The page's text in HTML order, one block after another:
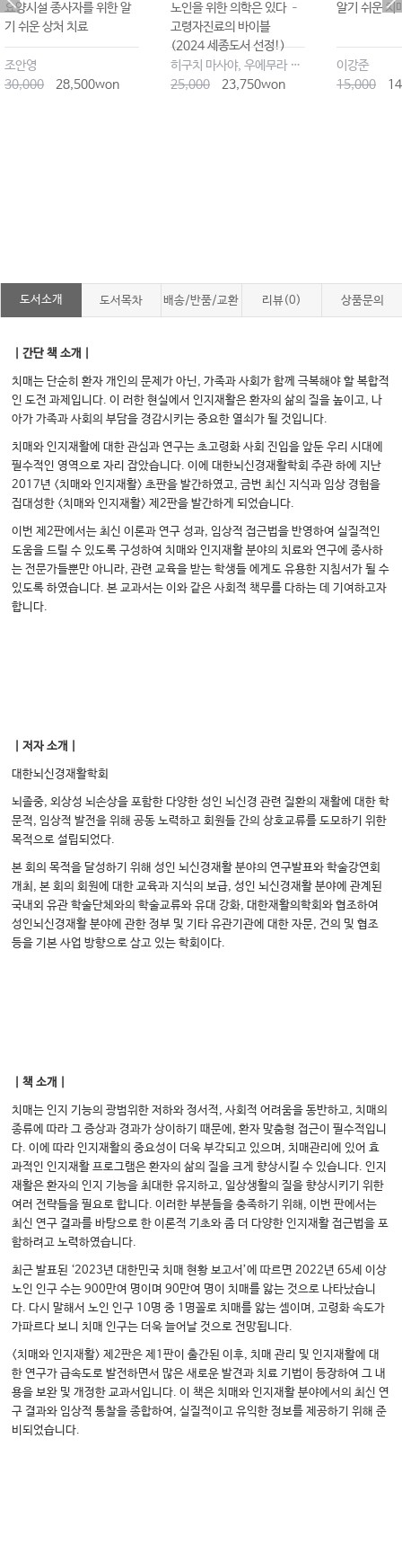
요양시설 종사자를 위한 알
기 쉬운 상처 치료
조안영
30,000
28,500won
노인을 위한 의학은 있다 –
고령자진료의 바이블
(2024 세종도서 선정!)
히구치 마사야, 우에무라 타케시
25,000
23,750won
알기 쉬운 치
이강준
15,000
도서소개 도서목차 배송/반품/교환 리뷰(0) 상품문의
｜간단 책 소개｜
치매는 단순히 환자 개인의 문제가 아닌, 가족과 사회가 함께 극복해야 할 복합적
인 도전 과제입니다. 이 러한 현실에서 인지재활은 환자의 삶의 질을 높이고, 나
아가 가족과 사회의 부담을 경감시키는 중요한 열쇠가 될 것입니다.
치매와 인지재활에 대한 관심과 연구는 초고령화 사회 진입을 앞둔 우리 시대에
필수적인 영역으로 자리 잡았습니다. 이에 대한뇌신경재활학회 주관 하에 지난
2017년 <치매와 인지재활> 초판을 발간하였고, 금번 최신 지식과 임상 경험을
집대성한 <치매와 인지재활> 제2판을 발간하게 되었습니다.
이번 제2판에서는 최신 이론과 연구 성과, 임상적 접근법을 반영하여 실질적인
도움을 드릴 수 있도록 구성하여 치매와 인지재활 분야의 치료와 연구에 종사하
는 전문가들뿐만 아니라, 관련 교육을 받는 학생들 에게도 유용한 지침서가 될 수
있도록 하였습니다. 본 교과서는 이와 같은 사회적 책무를 다하는 데 기여하고자
합니다.
｜저자 소개｜
대한뇌신경재활학회
뇌졸중, 외상성 뇌손상을 포함한 다양한 성인 뇌신경 관련 질환의 재활에 대한 학
문적, 임상적 발전을 위해 공동 노력하고 회원들 간의 상호교류를 도모하기 위한
목적으로 설립되었다.
본 회의 목적을 달성하기 위해 성인 뇌신경재활 분야의 연구발표와 학술강연회
개최, 본 회의 회원에 대한 교육과 지식의 보급, 성인 뇌신경재활 분야에 관계된
국내외 유관 학술단체와의 학술교류와 유대 강화, 대한재활의학회와 협조하여
성인뇌신경재활 분야에 관한 정부 및 기타 유관기관에 대한 자문, 건의 및 협조
등을 기본 사업 방향으로 삼고 있는 학회이다.
｜책 소개｜
치매는 인지 기능의 광범위한 저하와 정서적, 사회적 어려움을 동반하고, 치매의
종류에 따라 그 증상과 경과가 상이하기 때문에, 환자 맞춤형 접근이 필수적입니
다. 이에 따라 인지재활의 중요성이 더욱 부각되고 있으며, 치매관리에 있어 효
과적인 인지재활 프로그램은 환자의 삶의 질을 크게 향상시킬 수 있습니다. 인지
재활은 환자의 인지 기능을 최대한 유지하고, 일상생활의 질을 향상시키기 위한
여러 전략들을 필요로 합니다. 이러한 부분들을 충족하기 위해, 이번 판에서는
최신 연구 결과를 바탕으로 한 이론적 기초와 좀 더 다양한 인지재활 접근법을 포
함하려고 노력하였습니다.
최근 발표된 ‘2023년 대한민국 치매 현황 보고서’에 따르면 2022년 65세 이상
노인 인구 수는 900만여 명이며 90만여 명이 치매를 앓는 것으로 나타났습니
다. 다시 말해서 노인 인구 10명 중 1명꼴로 치매를 앓는 셈이며, 고령화 속도가
가파르다 보니 치매 인구는 더욱 늘어날 것으로 전망됩니다.
<치매와 인지재활> 제2판은 제1판이 출간된 이후, 치매 관리 및 인지재활에 대
한 연구가 급속도로 발전하면서 많은 새로운 발견과 치료 기법이 등장하여 그 내
용을 보완 및 개정한 교과서입니다. 이 책은 치매와 인지재활 분야에서의 최신 연
구 결과와 임상적 통찰을 종합하여, 실질적이고 유익한 정보를 제공하기 위해 준
비되었습니다.